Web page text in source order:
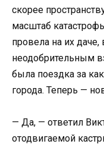
скорее
масштаб
провела на их
неодобрительным
была поездка за
города. Теперь —
— Да, — ответил
отодвигаемой